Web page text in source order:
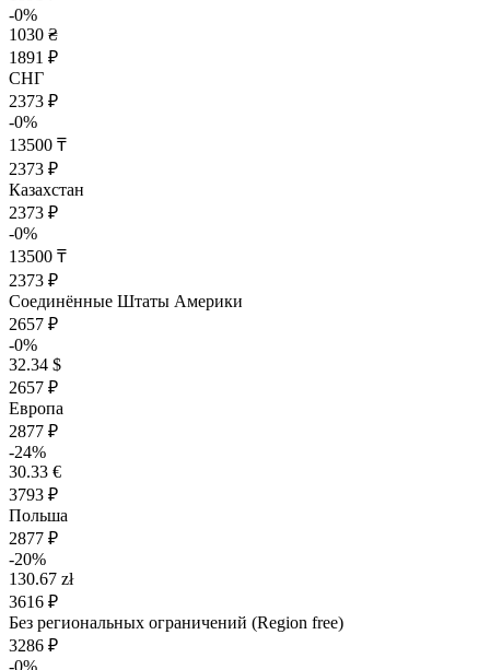
-0%
1030 ₴
1891 ₽
СНГ
2373 ₽
-0%
13500 ₸
2373 ₽
Казахстан
2373 ₽
-0%
13500 ₸
2373 ₽
Соединённые Штаты Америки
2657 ₽
-0%
32.34 $
2657 ₽
Европа
2877 ₽
-24%
30.33 €
3793 ₽
Польша
2877 ₽
-20%
130.67 zł
3616 ₽
Без региональных ограничений (Region free)
3286 ₽
-0%